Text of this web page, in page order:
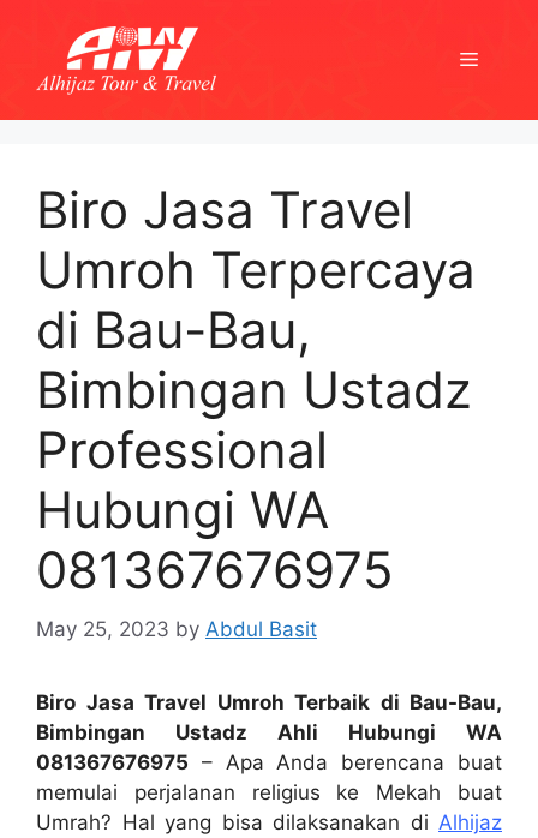
content
Menu
Biro Jasa Travel
Umroh Terpercaya
di Bau-Bau,
Bimbingan Ustadz
Professional
Hubungi WA
081367676975
May 25, 2023 by Abdul Basit
Biro Jasa Travel Umroh Terbaik di Bau-Bau,
Bimbingan Ustadz Ahli Hubungi WA
081367676975 – Apa Anda berencana buat
memulai perjalanan religius ke Mekah buat
Umrah? Hal yang bisa dilaksanakan di Alhijaz